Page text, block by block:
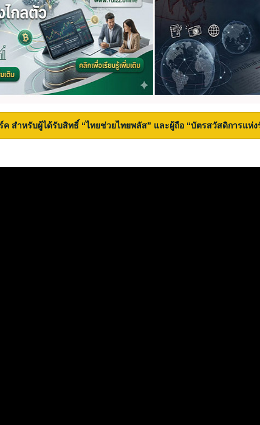
สำหรับผู้ได้รับสิทธิ์ “ไทยช่วยไทยพลัส” และผู้ถือ “บัตรสวัสดิการแ